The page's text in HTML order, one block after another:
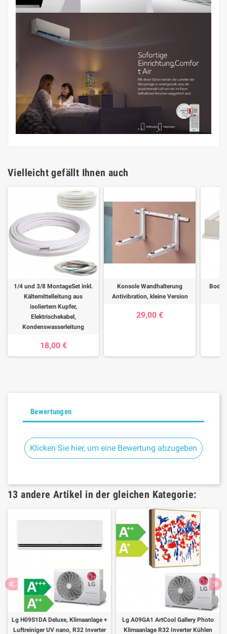
Vielleicht gefällt Ihnen auch
1/4 und 3/8 MontageSet inkl.
Kältemittelleitung aus
isoliertem Kupfer,
Elektrischekabel,
Kondenswasserleitung
18,00 €
Konsole Wandhalterung
Antivibration, kleine Version
29,00 €
Bewertungen
Klicken Sie hier, um eine Bewertung abzugeben
13 andere Artikel in der gleichen Kategorie:
Lg H09S1DA Deluxe, Klimaanlage +
Luftreiniger UV nano, R32 Inverter
Lg A09GA1 ArtCool Gallery Photo
Klimaanlage R32 Inverter Kühlen